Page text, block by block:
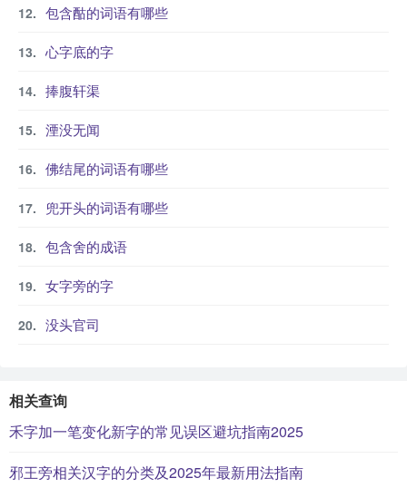
包含酤的词语有哪些
心字底的字
捧腹轩渠
湮没无闻
佛结尾的词语有哪些
兜开头的词语有哪些
包含舍的成语
女字旁的字
没头官司
相关查询
禾字加一笔变化新字的常见误区避坑指南2025
邪王旁相关汉字的分类及2025年最新用法指南